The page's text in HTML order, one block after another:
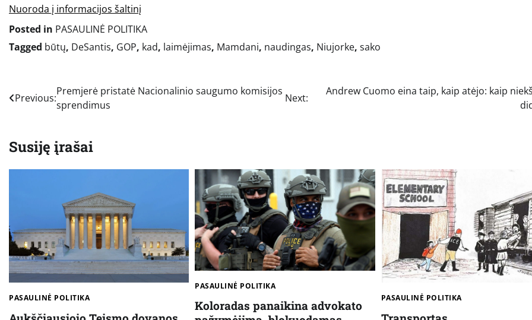
Nuoroda į informacijos šaltinį
Posted in PASAULINĖ POLITIKA
Tagged būtų, DeSantis, GOP, kad, laimėjimas, Mamdani, naudingas, Niujorke, sako
Navigacija
įrašų
Previous:
Premjerė pristatė Nacionalinio saugumo komisijos
sprendimus
Next:
Andrew Cuomo eina taip, kaip atėjo: kaip
Susiję įrašai
PASAULINĖ POLITIKA
PASAULINĖ POLITIKA
Koloradas panaikina advokato
PASAULINĖ POLITIKA